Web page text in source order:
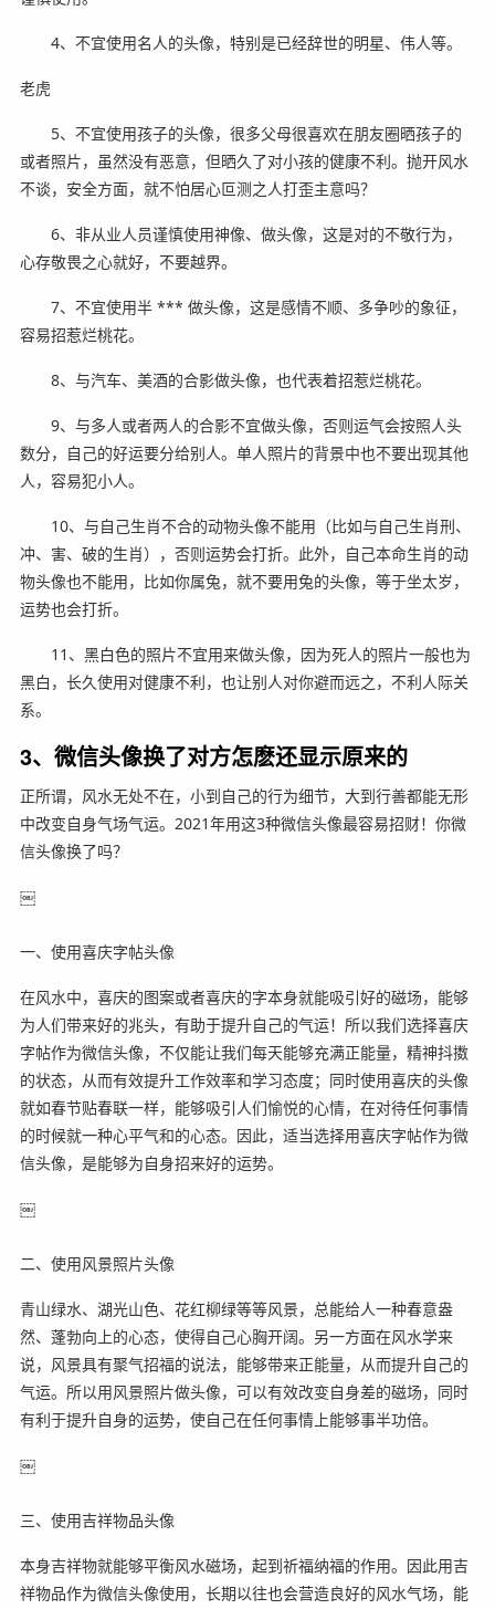
4、不宜使用名人的头像，特别是已经辞世的明星、伟人等。
老虎
5、不宜使用孩子的头像，很多父母很喜欢在朋友圈晒孩子的
或者照片，虽然没有恶意，但晒久了对小孩的健康不利。抛开风水
不谈，安全方面，就不怕居心叵测之人打歪主意吗？
6、非从业人员谨慎使用神像、做头像，这是对的不敬行为，
心存敬畏之心就好，不要越界。
7、不宜使用半 *** 做头像，这是感情不顺、多争吵的象征，
容易招惹烂桃花。
8、与汽车、美酒的合影做头像，也代表着招惹烂桃花。
9、与多人或者两人的合影不宜做头像，否则运气会按照人头
数分，自己的好运要分给别人。单人照片的背景中也不要出现其他
人，容易犯小人。
10、与自己生肖不合的动物头像不能用（比如与自己生肖刑、
冲、害、破的生肖），否则运势会打折。此外，自己本命生肖的动
物头像也不能用，比如你属兔，就不要用兔的头像，等于坐太岁，
运势也会打折。
11、黑白色的照片不宜用来做头像，因为死人的照片一般也为
黑白，长久使用对健康不利，也让别人对你避而远之，不利人际关
系。
3、微信头像换了对方怎麽还显示原来的
正所谓，风水无处不在，小到自己的行为细节，大到行善都能无形
中改变自身气场气运。2021年用这3种微信头像最容易招财！你微
信头像换了吗？
￼
一、使用喜庆字帖头像
在风水中，喜庆的图案或者喜庆的字本身就能吸引好的磁场，能够
为人们带来好的兆头，有助于提升自己的气运！所以我们选择喜庆
字帖作为微信头像，不仅能让我们每天能够充满正能量，精神抖擞
的状态，从而有效提升工作效率和学习态度；同时使用喜庆的头像
就如春节贴春联一样，能够吸引人们愉悦的心情，在对待任何事情
的时候就一种心平气和的心态。因此，适当选择用喜庆字帖作为微
信头像，是能够为自身招来好的运势。
￼
二、使用风景照片头像
青山绿水、湖光山色、花红柳绿等等风景，总能给人一种春意盎
然、蓬勃向上的心态，使得自己心胸开阔。另一方面在风水学来
说，风景具有聚气招福的说法，能够带来正能量，从而提升自己的
气运。所以用风景照片做头像，可以有效改变自身差的磁场，同时
有利于提升自身的运势，使自己在任何事情上能够事半功倍。
￼
三、使用吉祥物品头像
本身吉祥物就能够平衡风水磁场，起到祈福纳福的作用。因此用吉
祥物品作为微信头像使用，长期以往也会营造良好的风水气场，能